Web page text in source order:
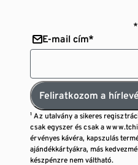
E-mail cím*
Feliratkozom a
¹ Az utalvány a sikeres
csak egyszer és csak a
érvényes kávéra, kapszulás
ajándékkártyákra, más
készpénzre nem váltható.